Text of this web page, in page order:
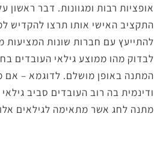
אופציות רבות ומגוונות. דבר ראשון
התקציב האישי אותו תרצו להקדיש
להתייעץ עם חברות שונות המציעות
לבדוק מהו ממוצע גילאי העובדים
המתנה באופן מושלם. לדוגמא – אם
מתנה לחג אשר מתאימה לגילאים